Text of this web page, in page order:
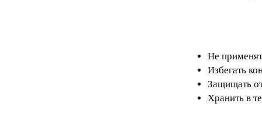
Не
Избегать
Защищать
Хранить в